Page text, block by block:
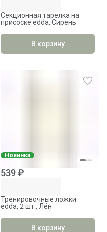
Секционная тарелка на
присоске edda, Сирень
В корзину
Новинка
539 ₽
Тренировочные ложки
edda, 2 шт., Лён
В корзину